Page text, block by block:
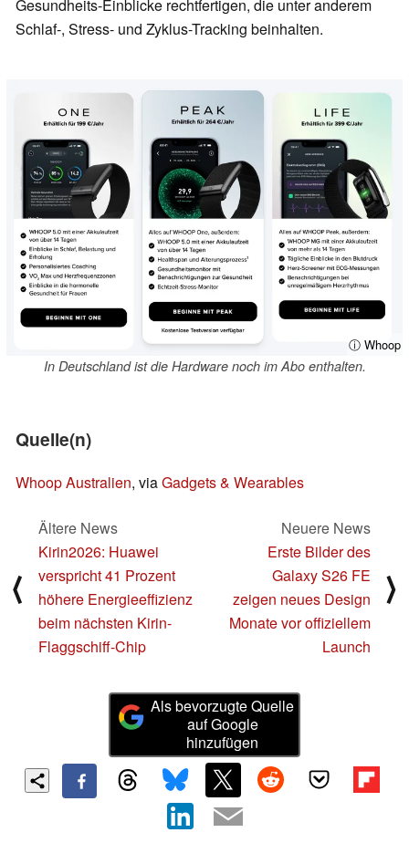
Gesundheits-Einblicke rechtfertigen, die unter anderem
Schlaf-, Stress- und Zyklus-Tracking beinhalten.
ⓘ Whoop
In Deutschland ist die Hardware noch im Abo enthalten.
Quelle(n)
Whoop Australien, viaGadgets & Wearables
⟨
Ältere News
Kirin2026: Huawei
verspricht 41 Prozent
höhere Energieeffizienz
beim nächsten Kirin-
Flaggschiff-Chip
Neuere News
Erste Bilder des
Galaxy S26 FE
zeigen neues Design
Monate vor offiziellem
Launch
⟩
Als bevorzugte Quelle
auf Google
hinzufügen